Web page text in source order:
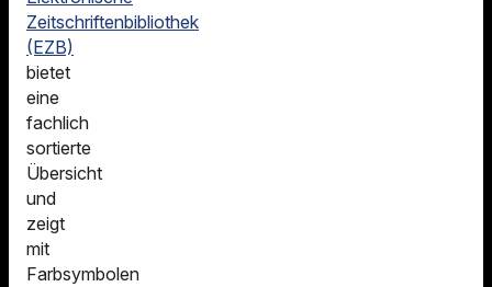
Zeitschriftenbibliothek
(EZB)
bietet
eine
fachlich
sortierte
Übersicht
und
zeigt
mit
Farbsymbolen